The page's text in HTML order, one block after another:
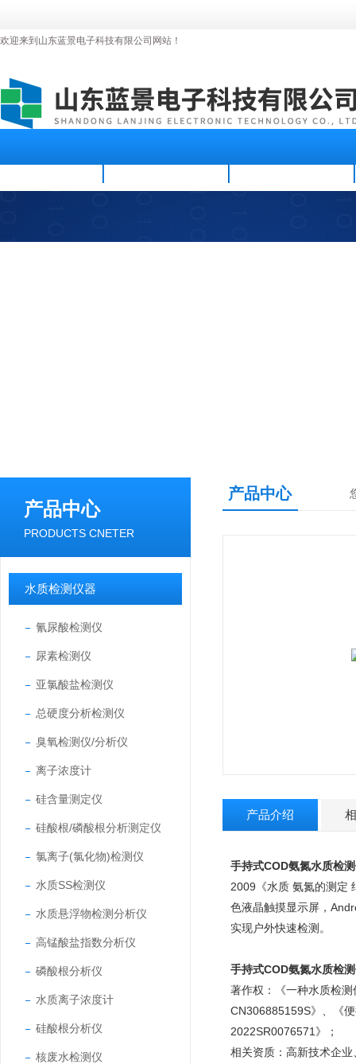
欢迎来到山东蓝景电子科技有限公司网站！
产品中心
PRODUCTS CNETER
水质检测仪器
氰尿酸检测仪
尿素检测仪
亚氯酸盐检测仪
总硬度分析检测仪
臭氧检测仪/分析仪
离子浓度计
硅含量测定仪
硅酸根/磷酸根分析测定仪
氯离子(氯化物)检测仪
水质SS检测仪
水质悬浮物检测分析仪
高锰酸盐指数分析仪
磷酸根分析仪
水质离子浓度计
硅酸根分析仪
核废水检测仪
产品中心
产品介绍
手持式COD氨氮水质检
2009《水质 氨氮的测定
色液晶触摸显示屏，
实现户外快速检测。
手持式COD氨氮水质检
著作权：《一种水质检
CN306885159S》、《
2022SR0076571 》；
相关资质：高新技术企